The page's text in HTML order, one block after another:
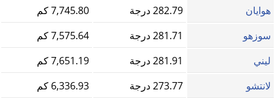
هوايان
282.79 درجة
7,745.80 كم
سوزهو
281.71 درجة
7,575.64 كم
ليني
281.91 درجة
7,651.19 كم
لانتشو
273.77 درجة
6,336.93 كم